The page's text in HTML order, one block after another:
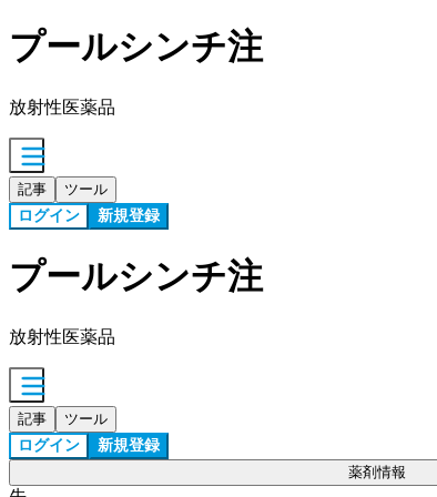
プールシンチ注
放射性医薬品
記事 ツール
ログイン 新規登録
プールシンチ注
放射性医薬品
記事 ツール
ログイン 新規登録
薬剤情報